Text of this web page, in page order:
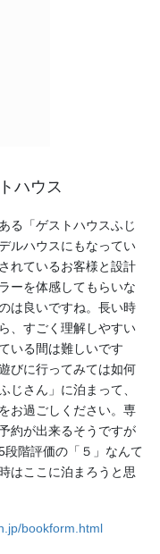
ハウス
る「ゲストハウスふじ
ルハウスにもなってい
れているお客様と設計
ーを体感してもらいな
は良いですね。長い時
、すごく理解しやすい
いる間は難しいです
びに行ってみては如何
じさん」に泊まって、
お過ごしください。専
約が出来るそうですが
階評価の「５」なんて
はここに泊まろうと思
bookform.html